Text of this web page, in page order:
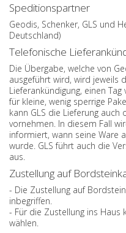
Speditionspartner
Geodis, Schenker, GLS und
Deutschland)
Telefonische
Die Übergabe, welche von
ausgeführt wird, wird jeweils
Lieferankündigung, einen
für kleine, wenig sperrige
kann GLS die Lieferung
vornehmen. In diesem Fall
informiert, wann seine Ware
wurde. GLS führt auch die
aus.
Zustellung auf
- Die Zustellung auf
inbegriffen.
- Für die Zustellung ins
wählen.